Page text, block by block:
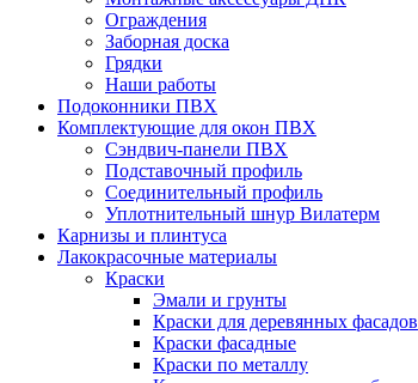
Ограждения
Заборная доска
Грядки
Наши работы
Подоконники ПВХ
Комплектующие для окон ПВХ
Сэндвич-панели ПВХ
Подставочный профиль
Соединительный профиль
Уплотнительный шнур Вилатерм
Карнизы и плинтуса
Лакокрасочные материалы
Краски
Эмали и грунты
Краски для деревянных фасадов
Краски фасадные
Краски по металлу